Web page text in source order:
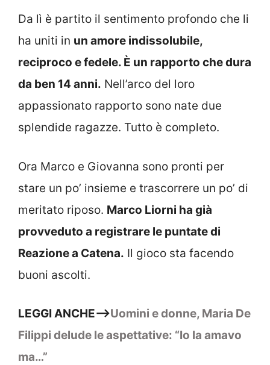
Da lì è partito il sentimento profondo che li
ha uniti in un amore indissolubile,
reciproco e fedele. È un rapporto che dura
da ben 14 anni. Nell’arco del loro
appassionato rapporto sono nate due
splendide ragazze. Tutto è completo.
Ora Marco e Giovanna sono pronti per
stare un po’ insieme e trascorrere un po’ di
meritato riposo. Marco Liorni ha già
provveduto a registrare le puntate di
Reazione a Catena. Il gioco sta facendo
buoni ascolti.
LEGGI ANCHE—>Uomini e donne, Maria De
Filippi delude le aspettative: “Io la amavo
ma…”